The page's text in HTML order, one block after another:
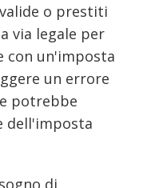
o prestiti
via legale per
con un'imposta
un errore
potrebbe
dell'imposta
di